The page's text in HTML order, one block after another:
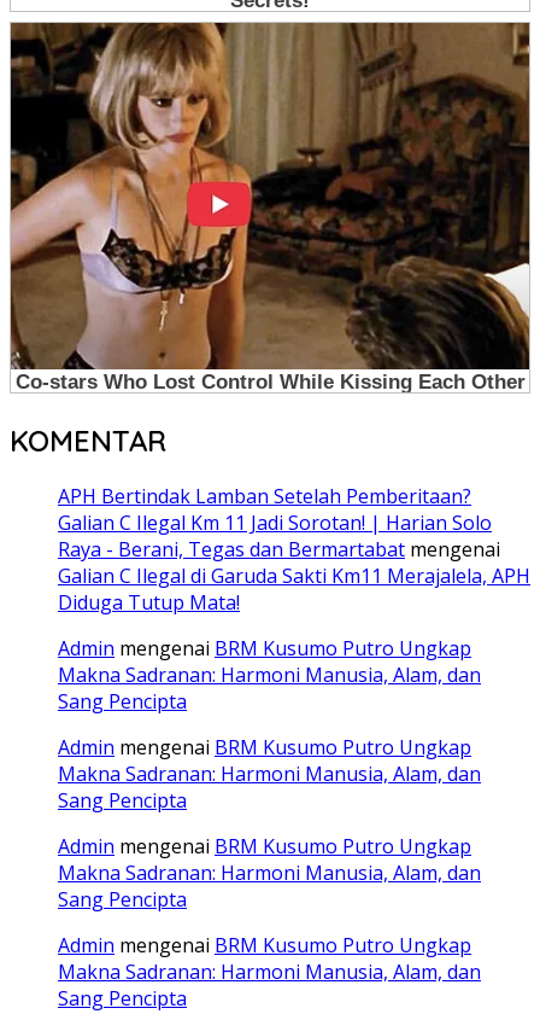
KOMENTAR
APH Bertindak Lamban Setelah Pemberitaan?
Galian C Ilegal Km 11 Jadi Sorotan! | Harian Solo
Raya - Berani, Tegas dan Bermartabat mengenai
Galian C Ilegal di Garuda Sakti Km11 Merajalela, APH
Diduga Tutup Mata!
Admin mengenai BRM Kusumo Putro Ungkap
Makna Sadranan: Harmoni Manusia, Alam, dan
Sang Pencipta
Admin mengenai BRM Kusumo Putro Ungkap
Makna Sadranan: Harmoni Manusia, Alam, dan
Sang Pencipta
Admin mengenai BRM Kusumo Putro Ungkap
Makna Sadranan: Harmoni Manusia, Alam, dan
Sang Pencipta
Admin mengenai BRM Kusumo Putro Ungkap
Makna Sadranan: Harmoni Manusia, Alam, dan
Sang Pencipta